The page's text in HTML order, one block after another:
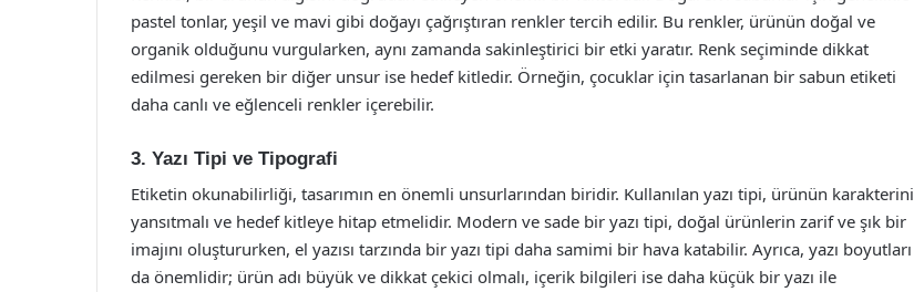
pastel tonlar, yeşil ve mavi gibi doğayı çağrıştıran renkler tercih edilir. Bu renkler, ürünün doğal ve
organik olduğunu vurgularken, aynı zamanda sakinleştirici bir etki yaratır. Renk seçiminde dikkat
edilmesi gereken bir diğer unsur ise hedef kitledir. Örneğin, çocuklar için tasarlanan bir sabun etiketi
daha canlı ve eğlenceli renkler içerebilir.
3. Yazı Tipi ve Tipografi
Etiketin okunabilirliği, tasarımın en önemli unsurlarından biridir. Kullanılan yazı tipi, ürünün karakterini
yansıtmalı ve hedef kitleye hitap etmelidir. Modern ve sade bir yazı tipi, doğal ürünlerin zarif ve şık bir
imajını oluştururken, el yazısı tarzında bir yazı tipi daha samimi bir hava katabilir. Ayrıca, yazı boyutları
da önemlidir; ürün adı büyük ve dikkat çekici olmalı, içerik bilgileri ise daha küçük bir yazı ile